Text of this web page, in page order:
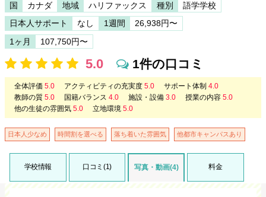
国 カナダ 地域 ハリファックス 種別
語学学校
日本人サポート
なし 1週間
26,938円〜
1ヶ月
107,750円〜
5.0 1件の口コミ
全体評価 5.0 アクティビティの充実度 5.0 サポート体制 4.0
教師の質 5.0 国籍バランス 4.0 施設・設備 3.0 授業の内容 5.0
他の生徒の雰囲気 5.0 立地環境 5.0
日本人少なめ 時間割を選べる 落ち着いた雰囲気 他都市キャンパスあり
学校情報 口コミ(1) 写真・動画(4) 料金